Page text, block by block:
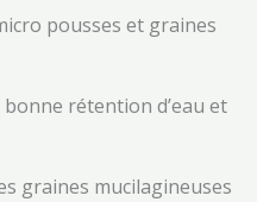
pousses et graines
rétention d’eau et
graines mucilagineuses